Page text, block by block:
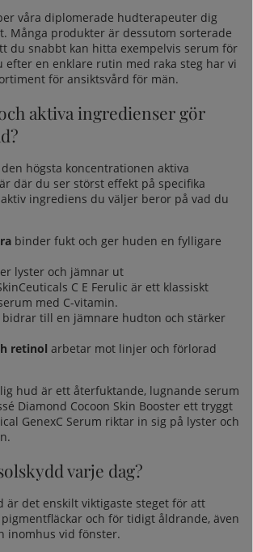
våra diplomerade hudterapeuter dig
Många produkter är dessutom sorterade
du snabbt kan hitta exempelvis serum för
efter en enklare rutin med raka steg har vi
för ansiktsvård för män.
aktiva ingredienser gör
högsta koncentrationen aktiva
där du ser störst effekt på specifika
ingrediens du väljer beror på vad du
binder fukt och ger huden en fylligare
lyster och jämnar ut
C E Ferulic är ett klassiskt
med C-vitamin.
bidrar till en jämnare hudton och stärker
retinol arbetar mot linjer och förlorad
hud är ett återfuktande, lugnande serum
Diamond Cocoon Skin Booster ett tryggt
GenexC Serum riktar in sig på lyster och
varje dag?
är det enskilt viktigaste steget för att
och för tidigt åldrande, även
inomhus vid fönster.